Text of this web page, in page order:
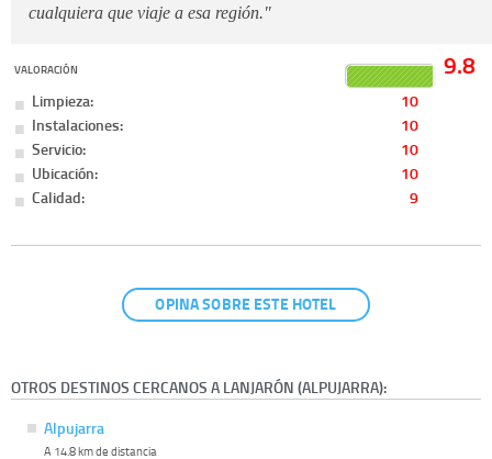
cualquiera que viaje a esa región."
VALORACIÓN 9.8
Limpieza:
10
Instalaciones:
10
Servicio:
10
Ubicación:
10
Calidad:
9
OPINA SOBRE ESTE HOTEL
OTROS DESTINOS CERCANOS A LANJARÓN (ALPUJARRA):
Alpujarra
A 14.8 km de distancia